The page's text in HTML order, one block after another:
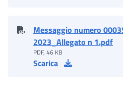
Messaggio numero
2023_Allegato n 1.pdf
PDF, 46 KB
Scarica